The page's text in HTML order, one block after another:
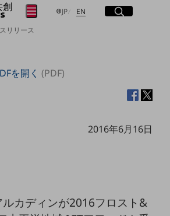
創
Futures
JP日本語
EN Englishサイト内検索
開く
メニュー
開く
リリース
を開く (PDF)
2016年6月16日
カディンが2016フロスト&